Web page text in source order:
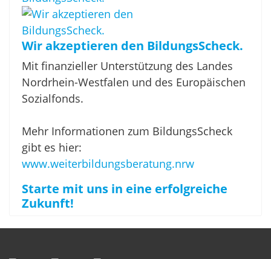
Wir akzeptieren den BildungsScheck.
Mit finanzieller Unterstützung des Landes
Nordrhein-Westfalen und des Europäischen
Sozialfonds.
Mehr Informationen zum BildungsScheck
gibt es hier:
www.weiterbildungsberatung.nrw
Starte mit uns in eine erfolgreiche
Zukunft!